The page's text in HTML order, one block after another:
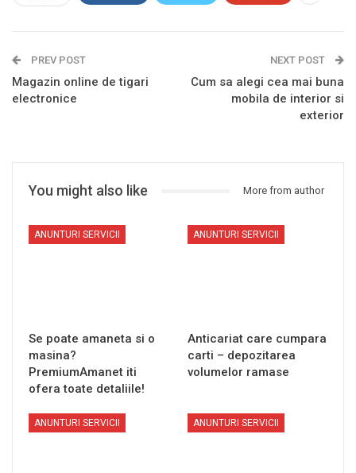
PREV POST
Magazin online de tigari
electronice
NEXT POST
Cum sa alegi cea mai buna
mobila de interior si
exterior
You might also like More from author
ANUNTURI SERVICII
Se poate amaneta si o
masina?
PremiumAmanet iti
ofera toate detaliile!
ANUNTURI SERVICII
Anticariat care cumpara
carti – depozitarea
volumelor ramase
ANUNTURI SERVICII ANUNTURI SERVICII